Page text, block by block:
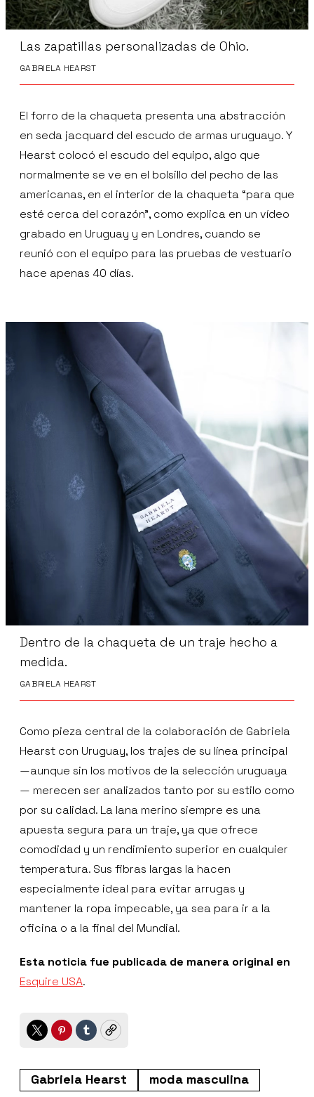
Las zapatillas personalizadas de Ohio.
GABRIELA HEARST
El forro de la chaqueta presenta una abstracción
en seda jacquard del escudo de armas uruguayo. Y
Hearst colocó el escudo del equipo, algo que
normalmente se ve en el bolsillo del pecho de las
americanas, en el interior de la chaqueta “para que
esté cerca del corazón”, como explica en un vídeo
grabado en Uruguay y en Londres, cuando se
reunió con el equipo para las pruebas de vestuario
hace apenas 40 días.
Dentro de la chaqueta de un traje hecho a
medida.
GABRIELA HEARST
Como pieza central de la colaboración de Gabriela
Hearst con Uruguay, los trajes de su línea principal
—aunque sin los motivos de la selección uruguaya
— merecen ser analizados tanto por su estilo como
por su calidad. La lana merino siempre es una
apuesta segura para un traje, ya que ofrece
comodidad y un rendimiento superior en cualquier
temperatura. Sus fibras largas la hacen
especialmente ideal para evitar arrugas y
mantener la ropa impecable, ya sea para ir a la
oficina o a la final del Mundial.
Esta noticia fue publicada de manera original en
Esquire USA.
TwitterPinterest
TumblrCopy
Gabriela Hearst moda masculina